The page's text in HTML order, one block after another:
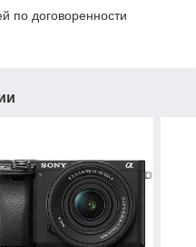
по договоренности